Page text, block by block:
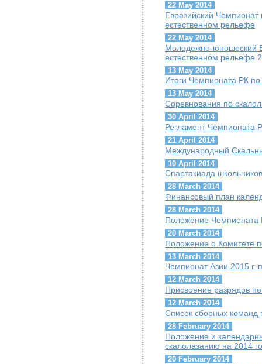
22 May 2014
Евразийский Чемпионат
естественном рельефе
22 May 2014
Молодежно-юношеский
естественном рельефе
13 May 2014
Итоги Чемпионата РК
13 May 2014
Cоревнования по
30 April 2014
Регламент Чемпионата
21 April 2014
Международный
10 April 2014
Спартакиада
28 March 2014
Финансовый план
28 March 2014
Положение Чемпионата
20 March 2014
Положение о Комитете
13 March 2014
Чемпионат Азии 2015 г.
12 March 2014
Присвоение разрядов
12 March 2014
Список сборных команд
28 February 2014
Положение и
скалолазанию на 2014
20 February 2014